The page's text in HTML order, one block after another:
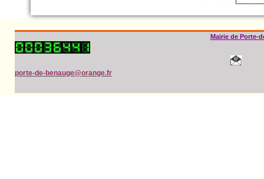
Mairie de Porte-
porte-de-benauge@orange.fr